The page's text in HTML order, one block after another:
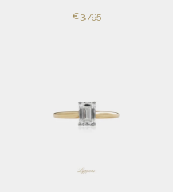
SALE
€3,795